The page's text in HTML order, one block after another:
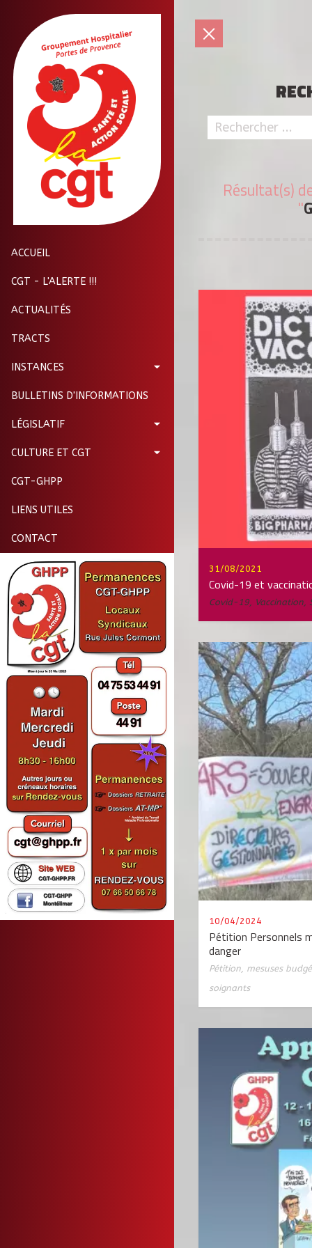
ACCUEIL
CGT - L'ALERTE !!!
ACTUALITÉS
TRACTS
INSTANCES
BULLETINS D'INFORMATIONS
LÉGISLATIF
CULTURE ET CGT
CGT-GHPP
LIENS UTILES
CONTACT
Résultat(s)
"
10/04/2024
Pétition Personnels
danger
Pétition, mesuses
soignants
31/08/2021
Covid-19 et
Covid-19, Vaccination,